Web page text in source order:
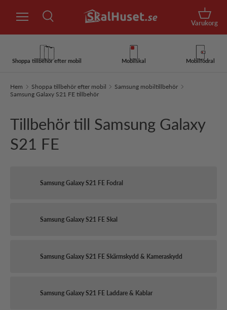
Hoppa till innehåll
Sök
Korg
Varukorg
Shoppa tillbehör efter mobil Mobilskal Mobilfodral
Hem Shoppa tillbehör efter mobil
Samsung mobiltillbehör
Samsung Galaxy S21 FE tillbehör
Tillbehör till Samsung Galaxy
S21 FE
Samsung Galaxy S21 FE Fodral
Samsung Galaxy S21 FE Skal
Samsung Galaxy S21 FE Skärmskydd & Kameraskydd
Samsung Galaxy S21 FE Laddare & Kablar